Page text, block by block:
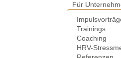
Für
Trainings
Coaching
HRV-